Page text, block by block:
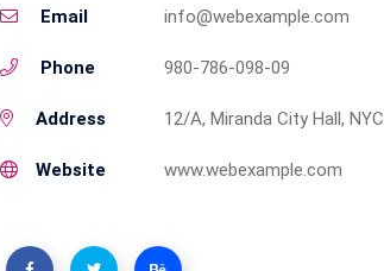
Email info@webexample.com
Phone 980-786-098-09
Address 12/A, Miranda City Hall, NYC
Website www.webexample.com